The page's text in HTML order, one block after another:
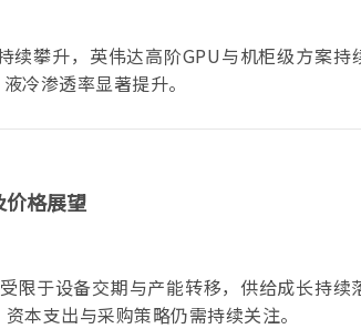
攀升，英伟达高阶GPU与机柜级方案持
冷渗透率显著提升。
价格展望
限于设备交期与产能转移，供给成长持续
本支出与采购策略仍需持续关注。